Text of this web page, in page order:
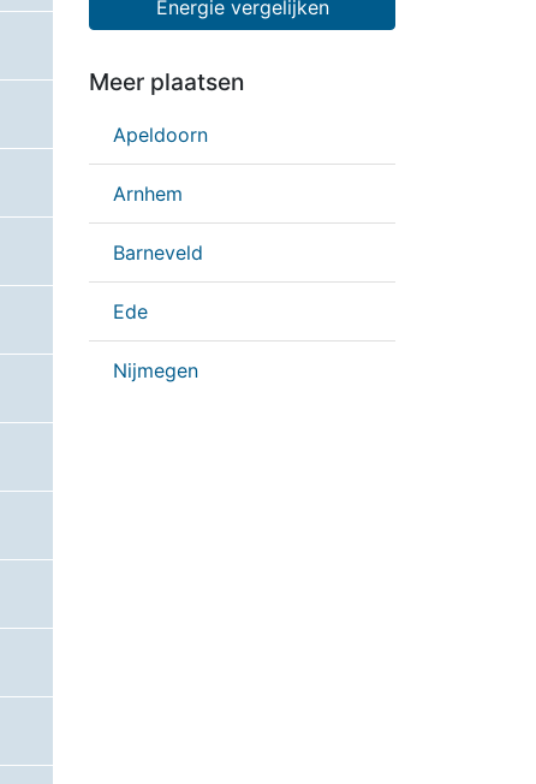
Energie vergelijken
Meer plaatsen
Apeldoorn
Arnhem
Barneveld
Ede
Nijmegen